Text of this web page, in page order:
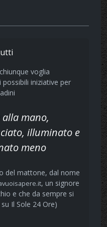
voglia
iniziative per
mano,
illuminato e
meno
del mattone, dal nome
, un signore
e che da sempre si
Il Sole 24 Ore)